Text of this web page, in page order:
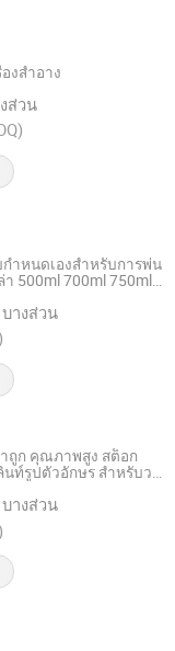
งสำอาง
ส่วน
2006
ำหนดเองสำหรับการพ่น
า 500ml 700ml 750ml
างส่วน
Ltd.
2025
ถูก คุณภาพสูง สต็อก
นท์รูปตัวอักษร สำหรับวอ
างส่วน
Ltd.
2025